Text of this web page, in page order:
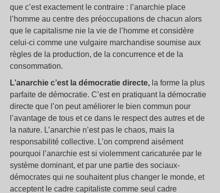
que c’est exactement le contraire : l’anarchie place
l’homme au centre des préoccupations de chacun alors
que le capitalisme nie la vie de l’homme et considère
celui-ci comme une vulgaire marchandise soumise aux
règles de la production, de la concurrence et de la
consommation.
L’anarchie c’est la démocratie directe, la forme la plus
parfaite de démocratie. C’est en pratiquant la démocratie
directe que l’on peut améliorer le bien commun pour
l’avantage de tous et ce dans le respect des autres et de
la nature. L’anarchie n’est pas le chaos, mais la
responsabilité collective. L’on comprend aisément
pourquoi l’anarchie est si violemment caricaturée par le
système dominant, et par une partie des sociaux-
démocrates qui ne souhaitent plus changer le monde, et
acceptent le cadre capitaliste comme seul cadre